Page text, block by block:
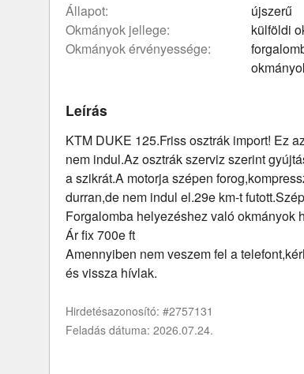
állapot:
újszerű
okmányok jellege:
külföldi
okmányok érvényessége:
Leírás
KTM DUKE 125.Friss osztrák import! Ez
nem indul.Az osztrák szerviz szerint
a szikrát.A motorja szépen
durran,de nem indul el.29e km-t
Forgalomba helyezéshez való okmányok
Ár fix 700e ft
Amennyiben nem veszem fel a
és vissza hívlak.
Hirdetésazonosító: #2757131
Feladás dátuma: 2026.07.24.